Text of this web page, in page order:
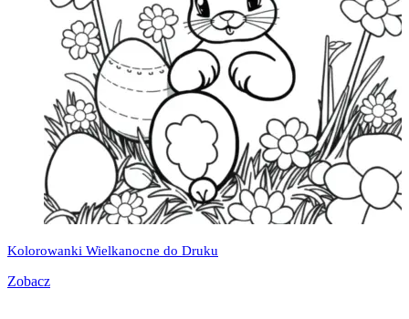
Kolorowanki Wielkanocne do Druku
Zobacz